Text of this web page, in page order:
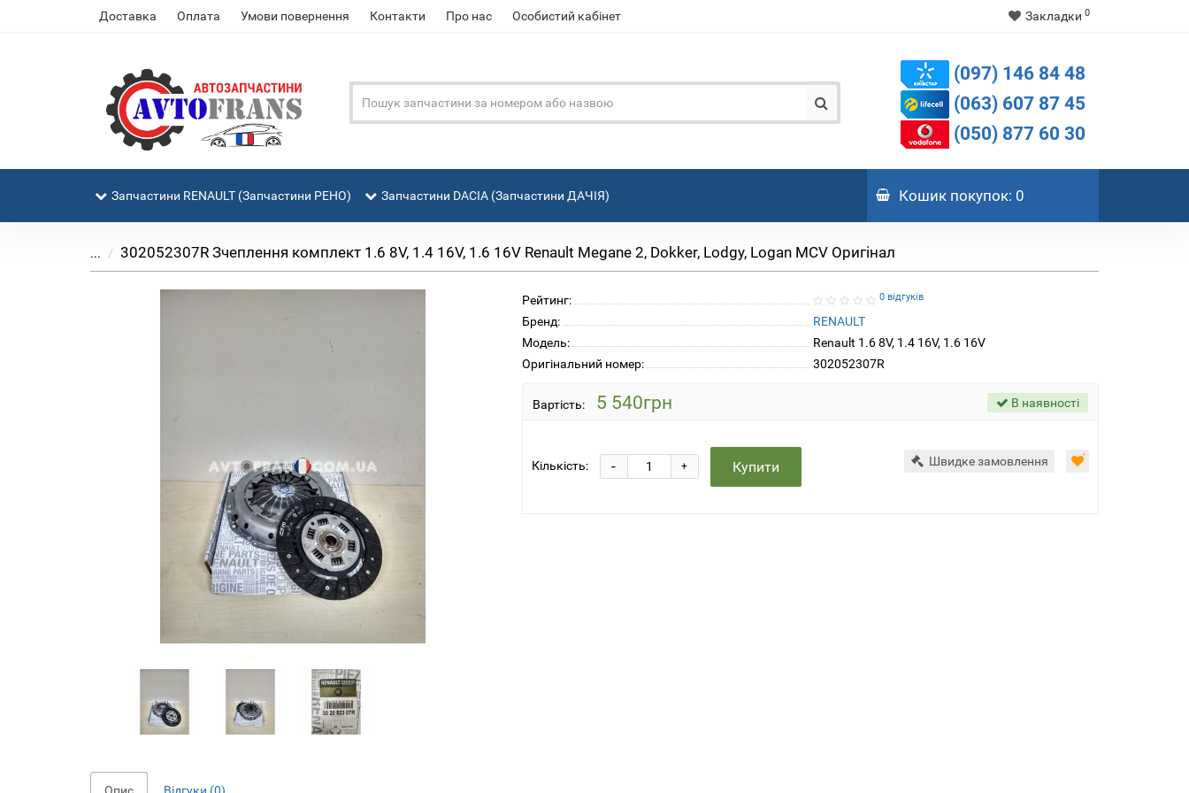
Доставка Оплата Умови повернення Контакти Про нас Особистий кабінет Закладки 0
(097) 146 84 48
(063) 607 87 45
(050) 877 60 30
Запчастини RENAULT (Запчастини РЕНО) Запчастини DACIA (Запчастини ДАЧІЯ) Кошикпокупок: 0
... 302052307R Зчеплення комплект 1.6 8V, 1.4 16V, 1.6 16V Renault Megane 2, Dokker, Lodgy, Logan MCV Оригінал
Рейтинг: 0 відгуків
Бренд:
RENAULT
Модель:
Renault 1.6 8V, 1.4 16V, 1.6 16V
Оригінальний номер:
302052307R
Вартість: 5 540грн В наявності
Кількість: +
- Купити Швидке замовлення
Опис Відгуки (0)